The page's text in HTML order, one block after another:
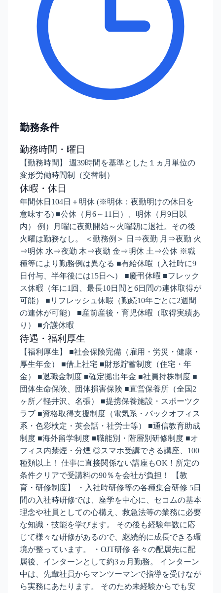
勤務条件
勤務時間・曜日
【勤務時間】 週39時間を基準とした１ヵ月単位の
変形労働時間制（交替制）
休暇・休日
年間休日104日＋明休 (※明休：夜勤明けの休日を
意味する) ■公休（月6～11日）、明休（月9日以
内） 例）月曜に夜勤開始～火曜朝に退社。その後
火曜は勤務なし。 ＜勤務例＞ 日⇒夜勤 月⇒夜勤 火
⇒明休 水⇒夜勤 木⇒夜勤 金⇒明休 土⇒公休 ※職
種等により勤務例は異なる ■有給休暇（入社時に9
日付与、半年後には15日へ） ■慶弔休暇 ■フレック
ス休暇（年に1回、最長10日間と6日間の連休取得が
可能） ■リフレッシュ休暇（勤続10年ごとに2週間
の連休が可能） ■産前産後・育児休暇（取得実績あ
り） ■介護休暇
待遇・福利厚生
【福利厚生】 ■社会保険完備（雇用・労災・健康・
厚生年金） ■借上社宅 ■財形貯蓄制度（住宅・年
金） ■退職金制度 ■確定拠出年金 ■社員持株制度 ■
団体生命保険、団体損害保険 ■直営保養所（全国2
ヶ所／軽井沢、名張） ■提携保養施設・スポーツク
ラブ ■資格取得支援制度（電気系・バックオフィス
系・色彩検定・英会話・社労士等） ■通信教育助成
制度 ■海外留学制度 ■職能別・階層別研修制度 ■オ
フィス内禁煙・分煙 ◎スマホ受講できる講座、100
種類以上！ 仕事に直接関係ない講座もOK！所定の
条件クリアで受講料の90％を会社が負担！ 【教
育・研修制度】 ・入社時研修等の各種集合研修 5日
間の入社時研修では、座学を中心に、セコムの基本
理念や社員としての心構え、救急法等の業務に必要
な知識・技能を学びます。 その後も経験年数に応
じて様々な研修があるので、継続的に成長できる環
境が整っています。 ・OJT研修 各々の配属先に配
属後、インターンとして約3ヵ月勤務。 インターン
中は、先輩社員からマンツーマンで指導を受けなが
ら実務にあたります。 そのため未経験からでも安